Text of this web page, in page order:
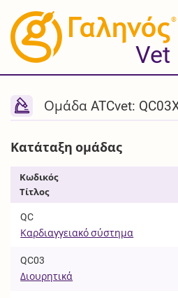
®
Vet
Ομάδα ATCvet:
Κατάταξη ομάδας
Κωδικός
Τίτλος
QC
Καρδιαγγειακό σύστημα
QC03
Διουρητικά